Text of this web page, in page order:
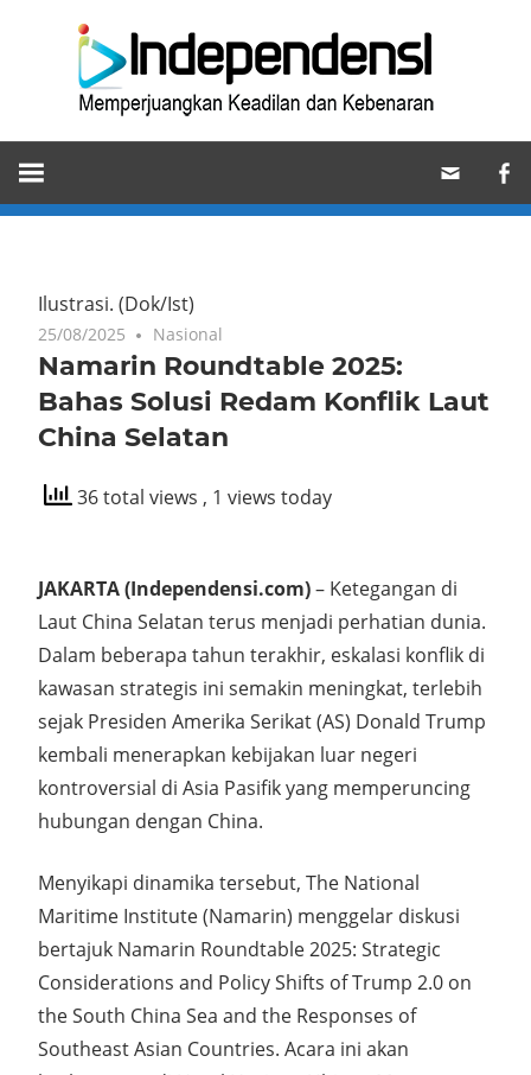
Memperjuangkan
Keadilan
dan
Ilustrasi. (Dok/Ist)
25/08/2025 Nasional
Namarin Roundtable 2025:
Bahas Solusi Redam Konflik Laut
China Selatan
36 total views , 1 views today
JAKARTA (Independensi.com)– Ketegangan di
Laut China Selatan terus menjadi perhatian dunia.
Dalam beberapa tahun terakhir, eskalasi konflik di
kawasan strategis ini semakin meningkat, terlebih
sejak Presiden Amerika Serikat (AS) Donald Trump
kembali menerapkan kebijakan luar negeri
kontroversial di Asia Pasifik yang memperuncing
hubungan dengan China.
Menyikapi dinamika tersebut, The National
Maritime Institute (Namarin) menggelar diskusi
bertajuk Namarin Roundtable 2025: Strategic
Considerations and Policy Shifts of Trump 2.0 on
the South China Sea and the Responses of
Southeast Asian Countries. Acara ini akan